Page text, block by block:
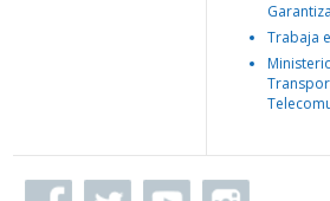
Trabaja